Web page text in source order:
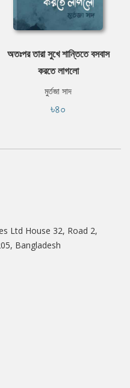
অতঃপর তারা সুখে শান্তিতে বসবাস
করতে লাগলো
মুর্তজা সাদ
৳৪০
Ltd House 32, Road 2,
Bangladesh